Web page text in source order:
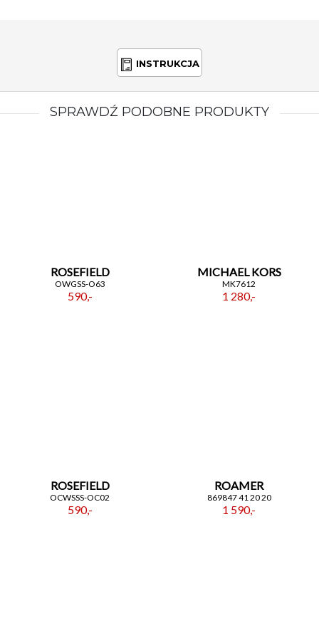
INSTRUKCJA
SPRAWDŹ PODOBNE PRODUKTY
ROSEFIELD
OWGSS-O63
590,-
MICHAEL KORS
MK7612
1 280,-
ROSEFIELD
OCWSSS-OC02
590,-
ROAMER
869847 41 20 20
1 590,-